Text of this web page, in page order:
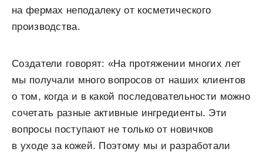
на фермах неподалеку от косметического
производства.
Создатели говорят: «На протяжении многих лет
мы получали много вопросов от наших клиентов
о том, когда и в какой последовательности можно
сочетать разные активные ингредиенты. Эти
вопросы поступают не только от новичков
в уходе за кожей. Поэтому мы и разработали